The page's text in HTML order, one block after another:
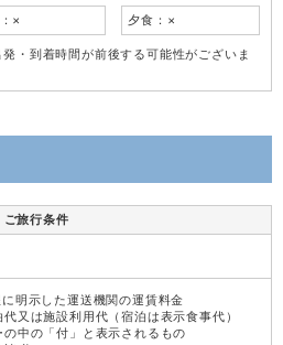
× 夕食：×
・到着時間が前後する可能性がございま
ご旅行条件
に明示した運送機関の運賃料金
代又は施設利用代（宿泊は表示食事代）
の中の「付」と表示されるもの